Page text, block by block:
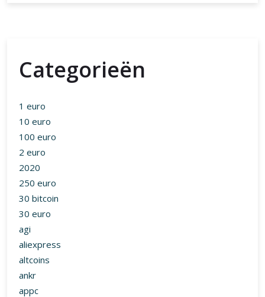
Categorieën
1 euro
10 euro
100 euro
2 euro
2020
250 euro
30 bitcoin
30 euro
agi
aliexpress
altcoins
ankr
appc